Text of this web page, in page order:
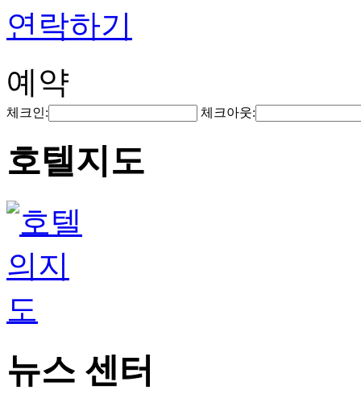
연락하기
예약
체크인: 체크아웃:
호텔지도
뉴스 센터